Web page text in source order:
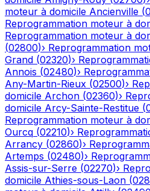
moteur à domicile Ancienville (
Reprogrammation moteur à
Reprogrammation moteur à
(02800)› Reprogrammation
Grand (02320)›
Annois (02480)›
Any-Martin-Rieux (02500)›
domicile Archon (02360)›
domicile Arcy-Sainte-Restitue (
Reprogrammation moteur à
Ourcq (02210)›
Arrancy (02860)›
Artemps (02480)›
Assis-sur-Serre (02270)›
domicile Athies-sous-Laon (